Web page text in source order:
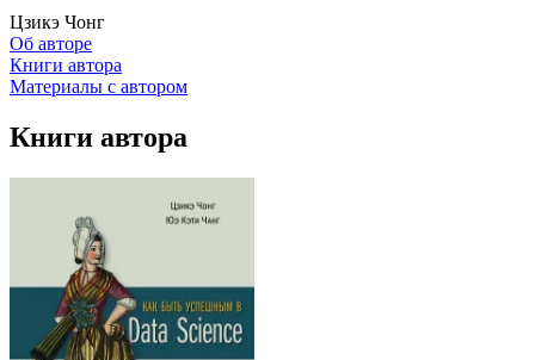
Цзикэ Чонг
Об авторе
Книги автора
Материалы с автором
Книги автора